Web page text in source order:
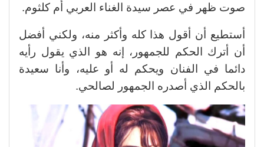
صوت ظهر في عصر سيدة الغناء العربي أم كلثوم.
أستطيع أن أقول هذا كله وأكثر منه، ولكني أفضل
أن أترك الحكم للجمهور، إنه هو الذي يقول رأيه
دائما في الفنان ويحكم له أو عليه، وأنا سعيدة
بالحكم الذي أصدره الجمهور لصالحي.